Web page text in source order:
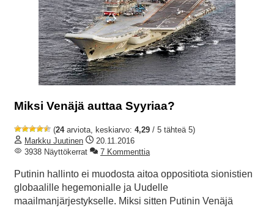
Miksi Venäjä auttaa Syyriaa?
(24arviota, keskiarvo: 4,29 / 5 tähteä 5)
Markku Juutinen
20.11.2016
3938 Näyttökerrat
7 Kommenttia
Putinin hallinto ei muodosta aitoa oppositiota sionistien
globaalille hegemonialle ja Uudelle
maailmanjärjestykselle. Miksi sitten Putinin Venäjä